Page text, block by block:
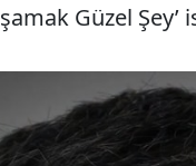
Güzel